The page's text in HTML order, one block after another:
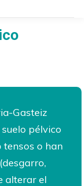
Gasteiz
pélvico
tensos o han
alterar el